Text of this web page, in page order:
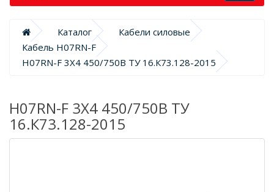
Каталог
Кабели силовые
Кабель H07RN-F
H07RN-F 3X4 450/750В ТУ 16.К73.128-2015
H07RN-F 3X4 450/750В ТУ
16.К73.128-2015